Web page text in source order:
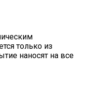
только из
наносят на все